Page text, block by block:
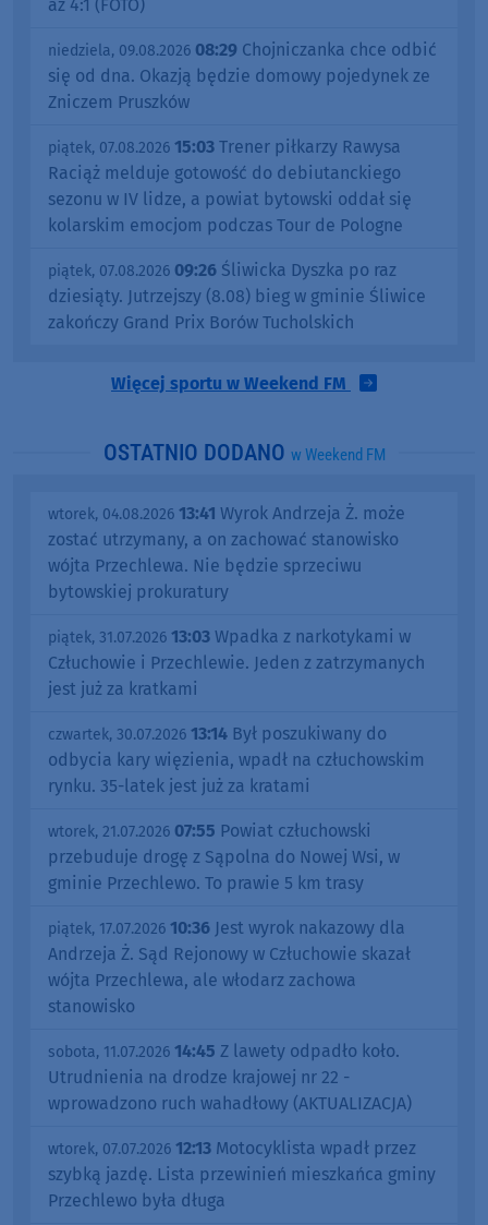
aż 4:1 (FOTO)
niedziela, 09.08.2026 08:29 Chojniczanka chce odbić
się od dna. Okazją będzie domowy pojedynek ze
Zniczem Pruszków
piątek, 07.08.2026 15:03 Trener piłkarzy Rawysa
Raciąż melduje gotowość do debiutanckiego
sezonu w IV lidze, a powiat bytowski oddał się
kolarskim emocjom podczas Tour de Pologne
piątek, 07.08.2026 09:26 Śliwicka Dyszka po raz
dziesiąty. Jutrzejszy (8.08) bieg w gminie Śliwice
zakończy Grand Prix Borów Tucholskich
Więcej sportu w Weekend FM
OSTATNIO DODANO w Weekend FM
wtorek, 04.08.2026 13:41 Wyrok Andrzeja Ż. może
zostać utrzymany, a on zachować stanowisko
wójta Przechlewa. Nie będzie sprzeciwu
bytowskiej prokuratury
piątek, 31.07.2026 13:03 Wpadka z narkotykami w
Człuchowie i Przechlewie. Jeden z zatrzymanych
jest już za kratkami
czwartek, 30.07.2026 13:14 Był poszukiwany do
odbycia kary więzienia, wpadł na człuchowskim
rynku. 35-latek jest już za kratami
wtorek, 21.07.2026 07:55 Powiat człuchowski
przebuduje drogę z Sąpolna do Nowej Wsi, w
gminie Przechlewo. To prawie 5 km trasy
piątek, 17.07.2026 10:36 Jest wyrok nakazowy dla
Andrzeja Ż. Sąd Rejonowy w Człuchowie skazał
wójta Przechlewa, ale włodarz zachowa
stanowisko
sobota, 11.07.2026 14:45 Z lawety odpadło koło.
Utrudnienia na drodze krajowej nr 22 -
wprowadzono ruch wahadłowy (AKTUALIZACJA)
wtorek, 07.07.2026 12:13 Motocyklista wpadł przez
szybką jazdę. Lista przewinień mieszkańca gminy
Przechlewo była długa